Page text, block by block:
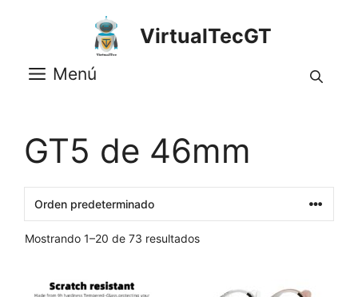
VirtualTecGT
Menú
GT5 de 46mm
Mostrando 1–20 de 73 resultados